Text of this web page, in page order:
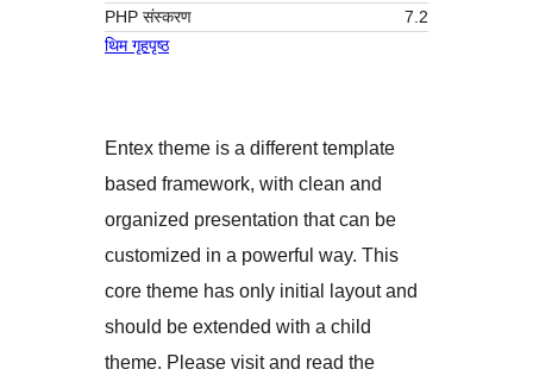
PHP संस्करण
7.2
थिम गृहपृष्ठ
Entex theme is a different template
based framework, with clean and
organized presentation that can be
customized in a powerful way. This
core theme has only initial layout and
should be extended with a child
theme. Please visit and read the